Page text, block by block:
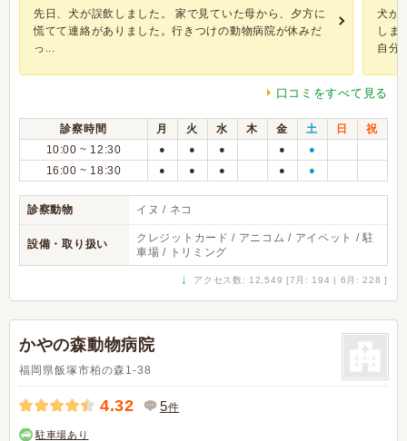
先日、犬が誤飲しました。 家で見ていた母から、夕方に
慌てて連絡がありました。行きつけの動物病院が休みだ
っ...
犬が
しま
自分
口コミをすべて見る
診察時間 月 火 水 木 金 土 日
祝
10:00 ~ 12:30
● ● ● ● ●
16:00 ~ 18:30 ● ● ● ● ●
診察動物 イヌ / ネコ
設備・取り扱い
クレジットカード / アニコム / アイペット / 駐
車場 / トリミング
↓ アクセス数: 12,549 [7月: 194 | 6月: 228 ]
かやの森動物病院
福岡県飯塚市柏の森1-38
4.32 5件
駐車場あり